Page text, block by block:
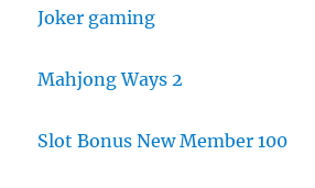
Joker gaming
Mahjong Ways 2
Slot Bonus New Member 100